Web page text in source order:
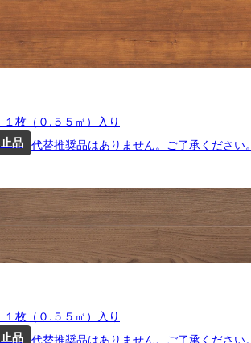
枚（０.５５㎡）入り
品 代替推奨品はありません。ご了承ください。
枚（０.５５㎡）入り
品 代替推奨品はありません。ご了承ください。